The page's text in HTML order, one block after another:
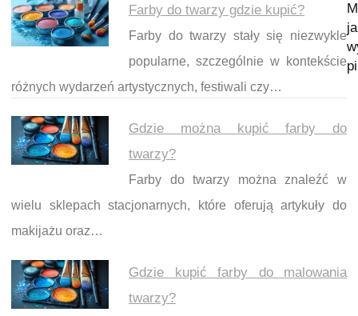
Farby do twarzy gdzie kupić?
Farby do twarzy stały się niezwykle
popularne, szczególnie w kontekście
różnych wydarzeń artystycznych, festiwali czy…
Gdzie można kupić farby do
twarzy?
Farby do twarzy można znaleźć w
wielu sklepach stacjonarnych, które oferują artykuły do
makijażu oraz…
Gdzie kupić farby do malowania
twarzy?